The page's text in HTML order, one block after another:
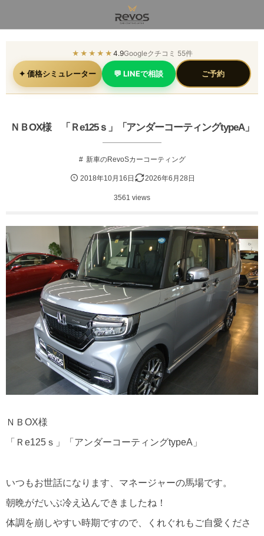
★★★★★ 4.9Googleクチコミ 55件
✦ 価格シミュレーター 💬 LINEで相談 ご予約
ＮＢOX様 「Ｒe125ｓ」「アンダーコーティングtypeA」
新車のRevoSカーコーティング
2018年10月16日 2026年6月28日
3561 views
ＮＢOX様
「Ｒe125ｓ」「アンダーコーティングtypeA」
いつもお世話になります、マネージャーの馬場です。
朝晩がだいぶ冷え込んできましたね！
体調を崩しやすい時期ですので、くれぐれもご自愛くださ